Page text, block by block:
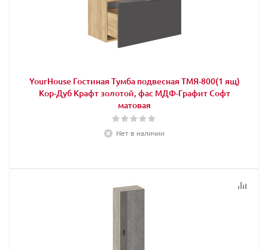
YourHouse Гостиная Тумба подвесная ТМЯ-800(1 ящ)
Кор-Дуб Крафт золотой, фас МДФ-Графит Софт
матовая
Нет в наличии